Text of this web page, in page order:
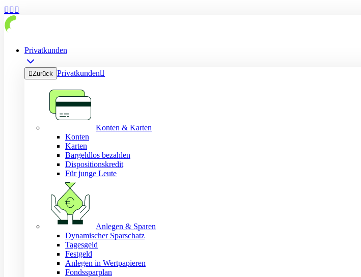
  
Privatkunden
Zurück Privatkunden
Konten & Karten
Konten
Karten
Bargeldlos bezahlen
Dispositionskredit
Für junge Leute
Anlegen & Sparen
Dynamischer Sparschatz
Tagesgeld
Festgeld
Anlegen in Wertpapieren
Fondssparplan